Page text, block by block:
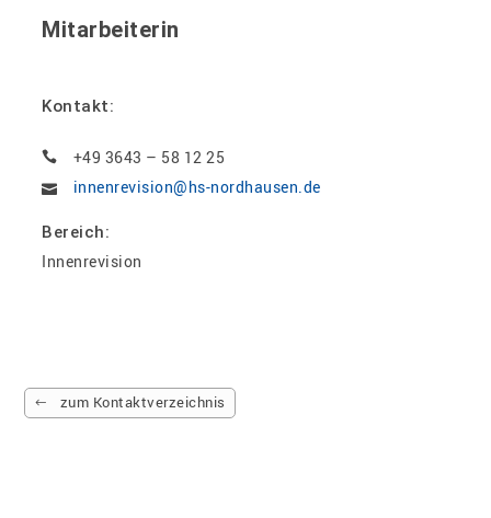
Mitarbeiterin
Kontakt:
+49 3643 – 58 12 25
innenrevision@hs-nordhausen.de
Bereich:
Innenrevision
zum Kontaktverzeichnis